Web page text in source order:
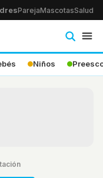
ParejaMascotasSalud
Niños